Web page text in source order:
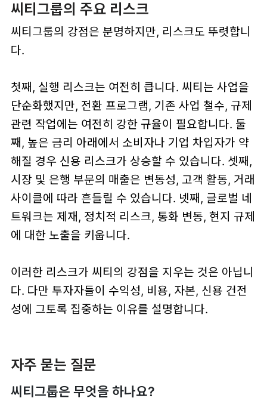
씨티그룹의 주요 리스크
씨티그룹의 강점은 분명하지만, 리스크도 뚜렷합니
다.
첫째, 실행 리스크는 여전히 큽니다. 씨티는 사업을
단순화했지만, 전환 프로그램, 기존 사업 철수, 규제
관련 작업에는 여전히 강한 규율이 필요합니다. 둘
째, 높은 금리 아래에서 소비자나 기업 차입자가 약
해질 경우 신용 리스크가 상승할 수 있습니다. 셋째,
시장 및 은행 부문의 매출은 변동성, 고객 활동, 거래
사이클에 따라 흔들릴 수 있습니다. 넷째, 글로벌 네
트워크는 제재, 정치적 리스크, 통화 변동, 현지 규제
에 대한 노출을 키웁니다.
이러한 리스크가 씨티의 강점을 지우는 것은 아닙니
다. 다만 투자자들이 수익성, 비용, 자본, 신용 건전
성에 그토록 집중하는 이유를 설명합니다.
자주 묻는 질문
씨티그룹은 무엇을 하나요?